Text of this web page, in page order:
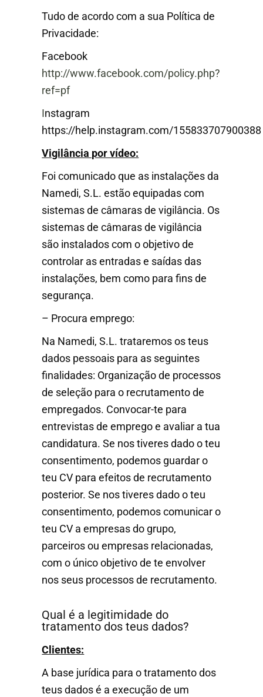
Tudo de acordo com a sua Política de
Privacidade:
Facebook
http://www.facebook.com/policy.php?
ref=pf
Instagram
https://help.instagram.com/155833707900388
Vigilância por vídeo:
Foi comunicado que as instalações da
Namedi, S.L. estão equipadas com
sistemas de câmaras de vigilância. Os
sistemas de câmaras de vigilância
são instalados com o objetivo de
controlar as entradas e saídas das
instalações, bem como para fins de
segurança.
– Procura emprego:
Na Namedi, S.L. trataremos os teus
dados pessoais para as seguintes
finalidades: Organização de processos
de seleção para o recrutamento de
empregados. Convocar-te para
entrevistas de emprego e avaliar a tua
candidatura. Se nos tiveres dado o teu
consentimento, podemos guardar o
teu CV para efeitos de recrutamento
posterior. Se nos tiveres dado o teu
consentimento, podemos comunicar o
teu CV a empresas do grupo,
parceiros ou empresas relacionadas,
com o único objetivo de te envolver
nos seus processos de recrutamento.
Qual é a legitimidade do
tratamento dos teus dados?
Clientes:
A base jurídica para o tratamento dos
teus dados é a execução de um